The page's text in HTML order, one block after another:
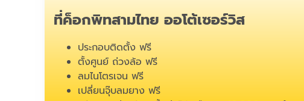
ที่ค็อกพิทสามไทย ออโต้เซอร์วิส
ประกอบติดตั้ง ฟรี
ตั้งศูนย์ ถ่วงล้อ ฟรี
ลมไนโตรเจน ฟรี
เปลี่ยนจุ๊บลมยาง ฟรี